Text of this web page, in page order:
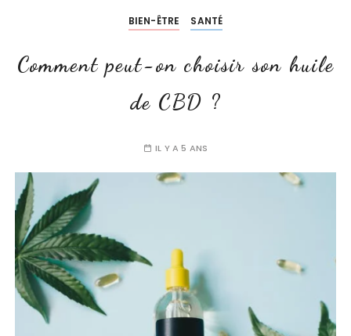
BIEN-ÊTRE SANTÉ
Comment peut-on choisir son huile
de CBD ?
IL Y A 5 ANS